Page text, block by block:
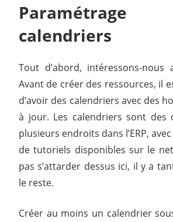
calendriers
Tout d’abord, intéressons-nous
Avant de créer des ressources, il
d’avoir des calendriers avec des
à jour. Les calendriers sont des
plusieurs endroits dans l’ERP,
de tutoriels disponibles sur le
pas s’attarder dessus ici, il y a
le reste.
Créer au moins un calendrier